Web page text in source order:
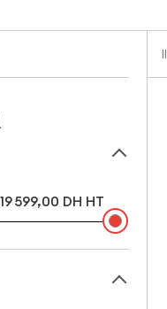
599,00 DH HT